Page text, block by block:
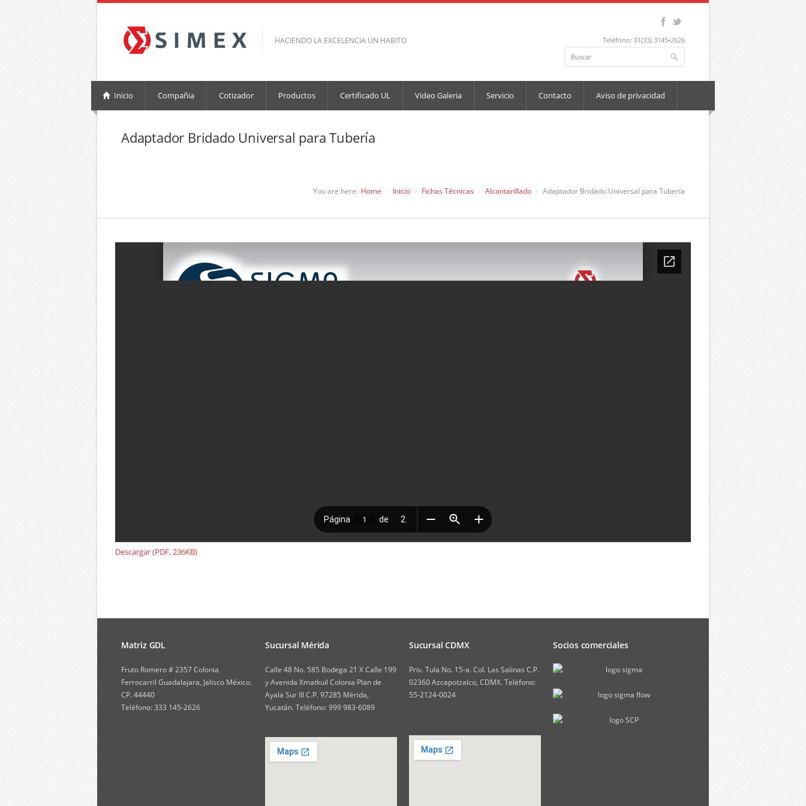
HACIENDO LA EXCELENCIA UN HABITO Teléfono: 01(33) 3145•2626
Inicio Compañia Cotizador Productos Certificado UL Video Galeria Servicio Contacto Aviso de privacidad
Adaptador Bridado Universal para Tubería
You are here: Home Inicio Fichas Técnicas Alcantarillado Adaptador Bridado Universal para Tubería
Descargar (PDF, 236KB)
Matriz GDL
Fruto Romero # 2357 Colonia
Ferrocarril Guadalajara, Jalisco México.
CP. 44440
Teléfono: 333 145-2626
Sucursal Mérida
Calle 48 No. 585 Bodega 21 X Calle 199
y Avenida Xmatkuil Colonia Plan de
Ayala Sur III C.P. 97285 Mérida,
Yucatán. Teléfono: 999 983-6089
Sucursal CDMX
Priv. Tula No. 15-a. Col. Las Salinas C.P.
02360 Azcapotzalco, CDMX. Teléfono:
55-2124-0024
Socios comerciales